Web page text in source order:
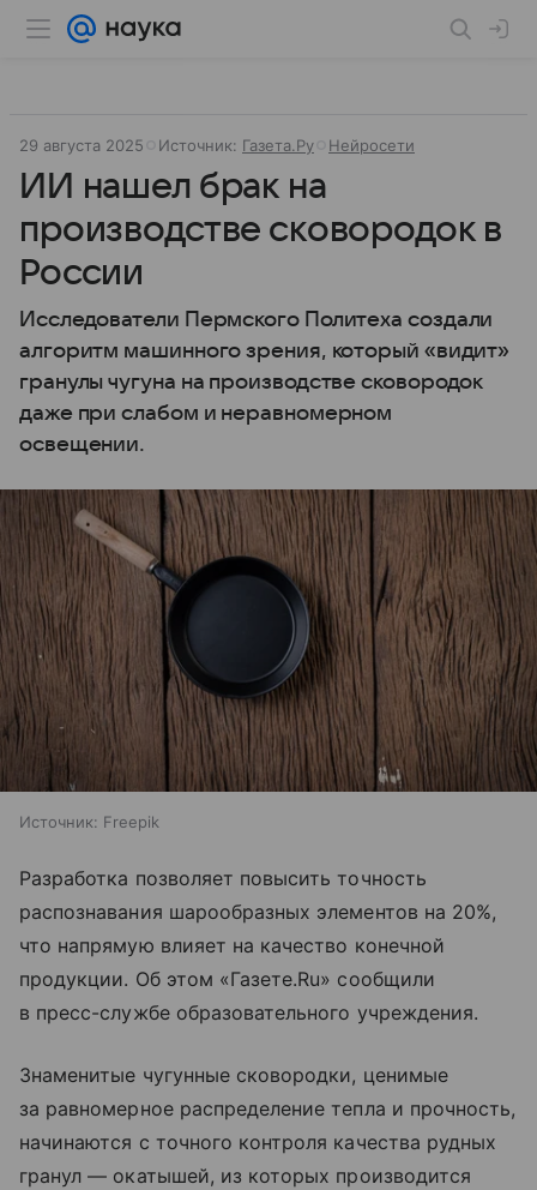
29 августа 2025 Источник: Газета.Ру Нейросети
ИИ нашел брак на
производстве сковородок в
России
Исследователи Пермского Политеха создали
алгоритм машинного зрения, который «видит»
гранулы чугуна на производстве сковородок
даже при слабом и неравномерном
освещении.
Источник: Freepik
Разработка позволяет повысить точность
распознавания шарообразных элементов на 20%,
что напрямую влияет на качество конечной
продукции. Об этом «Газете.Ru» сообщили
в пресс-службе образовательного учреждения.
Знаменитые чугунные сковородки, ценимые
за равномерное распределение тепла и прочность,
начинаются с точного контроля качества рудных
гранул — окатышей, из которых производится